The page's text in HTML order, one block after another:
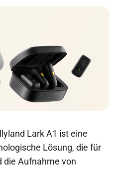
Lark A1 ist eine
Lösung, die für
die Aufnahme von